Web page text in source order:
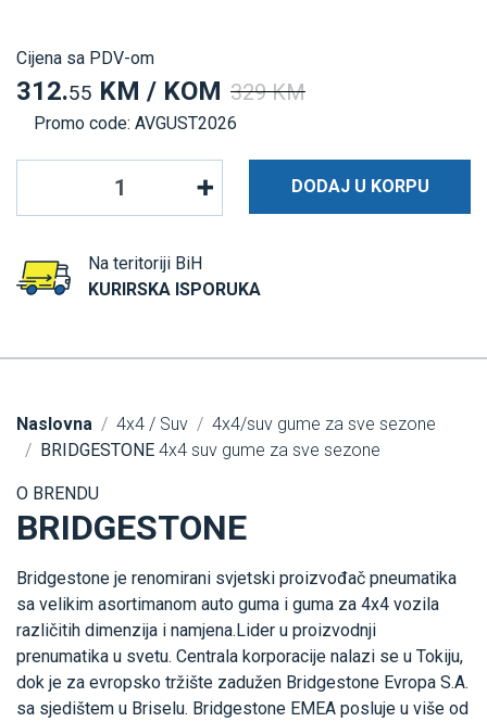
Cijena sa PDV-om
312.55 KM / KOM 329 KM
Promo code: AVGUST2026
DODAJ U KORPU
Na teritoriji BiH
KURIRSKA ISPORUKA
Naslovna 4x4 / Suv
4x4/suv gume za sve sezone
BRIDGESTONE 4x4 suv gume za sve sezone
O BRENDU
BRIDGESTONE
Bridgestone je renomirani svjetski proizvođač pneumatika
sa velikim asortimanom auto guma i guma za 4x4 vozila
različitih dimenzija i namjena.Lider u proizvodnji
prenumatika u svetu. Centrala korporacije nalazi se u Tokiju,
dok je za evropsko tržište zadužen Bridgestone Evropa S.A.
sa sjedištem u Briselu. Bridgestone EMEA posluje u više od